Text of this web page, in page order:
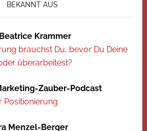
BEKANNT AUS
Krammer
brauchst Du, bevor Du Deine
überarbeitest?
Zauber-Podcast
Positionierung
Menzel-Berger